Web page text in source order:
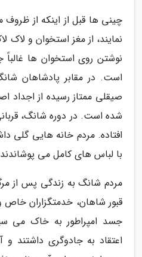
چینی ها قبل از اینکه از ظروف
نمایند، از مغز استخوان و
نوشتن روی استخوان ها
است. در مقابر پادشاهان
صیقلی ممتاز رسیده از
شده است. در دوره شانگ،
افتاده. مردم خانه هایی گلی
با لباس های کامل می
مردم شانگ به زندگی پس از
قبور شاهان، خدمتگزاران خاص
جسد امپراطور به خاک می
اعتقاد به جادوگری داشتند